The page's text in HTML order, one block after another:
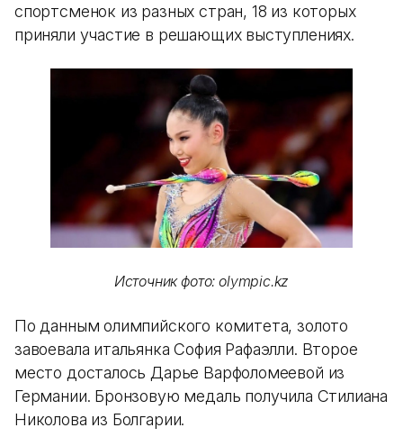
спортсменок из разных стран, 18 из которых
приняли участие в решающих выступлениях.
Источник фото: olympic.kz
По данным олимпийского комитета, золото
завоевала итальянка София Рафаэлли. Второе
место досталось Дарье Варфоломеевой из
Германии. Бронзовую медаль получила Стилиана
Николова из Болгарии.